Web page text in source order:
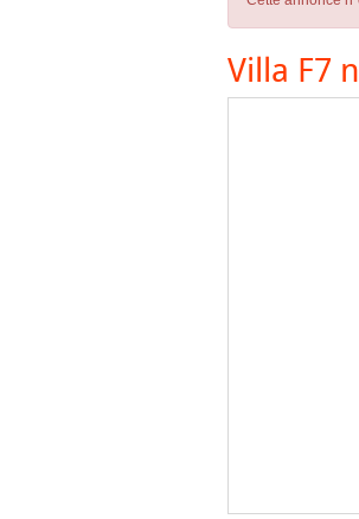
Villa F7